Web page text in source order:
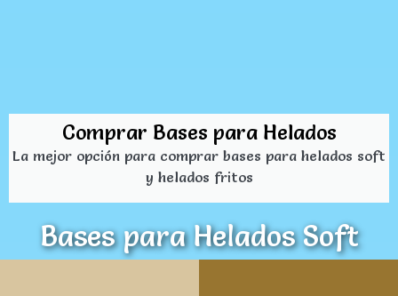
Comprar Bases para Helados
La mejor opción para comprar bases para helados soft
y helados fritos
Bases para Helados Soft